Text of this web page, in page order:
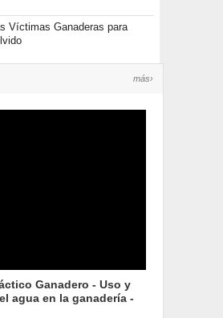
Víctimas Ganaderas para
más›
Ganadero - Uso y
agua en la ganadería -